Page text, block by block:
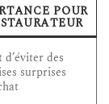
POUR
d’éviter des
surprises